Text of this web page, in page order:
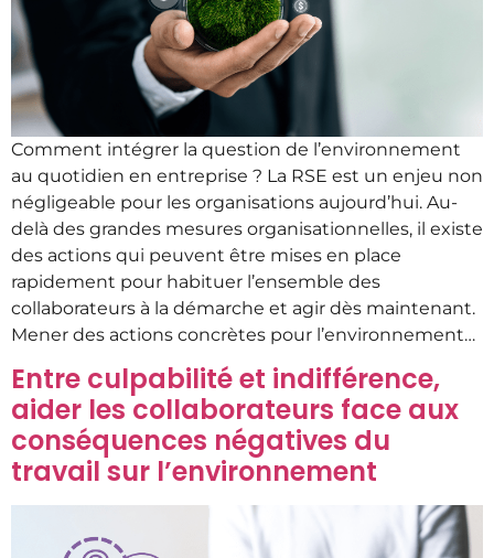
Comment intégrer la question de l’environnement
au quotidien en entreprise ? La RSE est un enjeu non
négligeable pour les organisations aujourd’hui. Au-
delà des grandes mesures organisationnelles, il existe
des actions qui peuvent être mises en place
rapidement pour habituer l’ensemble des
collaborateurs à la démarche et agir dès maintenant.
Mener des actions concrètes pour l’environnement…
Entre culpabilité et indifférence,
aider les collaborateurs face aux
conséquences négatives du
travail sur l’environnement